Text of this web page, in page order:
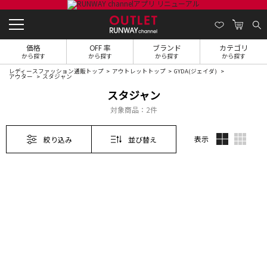
価格
から探す
OFF 率
から探す
ブランド
から探す
カテゴリ
から探す
レディースファッション通販トップ アウトレットトップ GYDA(ジェイダ)
アウター スタジャン
スタジャン
対象商品： 2件
絞り込み 並び替え 表示